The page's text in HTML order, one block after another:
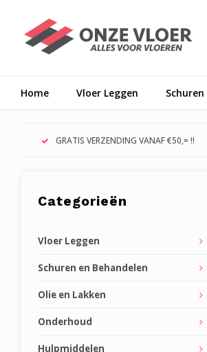
Home Vloer Leggen
GRATIS VERZENDING VANAF €50,= !!
Categorieën
Vloer Leggen
Schuren en Behandelen
Olie en Lakken
Onderhoud
Hulpmiddelen